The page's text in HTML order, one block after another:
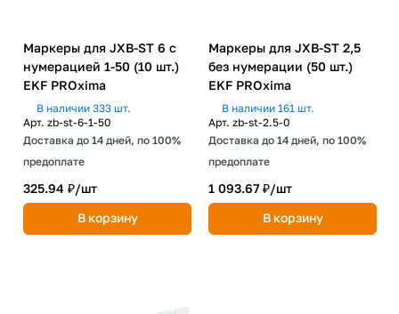
Маркеры для JXB-ST 6 с
нумерацией 1-50 (10 шт.)
EKF PROxima
В наличии 333 шт.
Арт. zb-st-6-1-50
Доставка до 14 дней, по 100%
предоплате
325.94 ₽/шт
В корзину
Маркеры для JXB-ST 2,5
без нумерации (50 шт.)
EKF PROxima
В наличии 161 шт.
Арт. zb-st-2.5-0
Доставка до 14 дней, по 100%
предоплате
1 093.67 ₽/шт
В корзину